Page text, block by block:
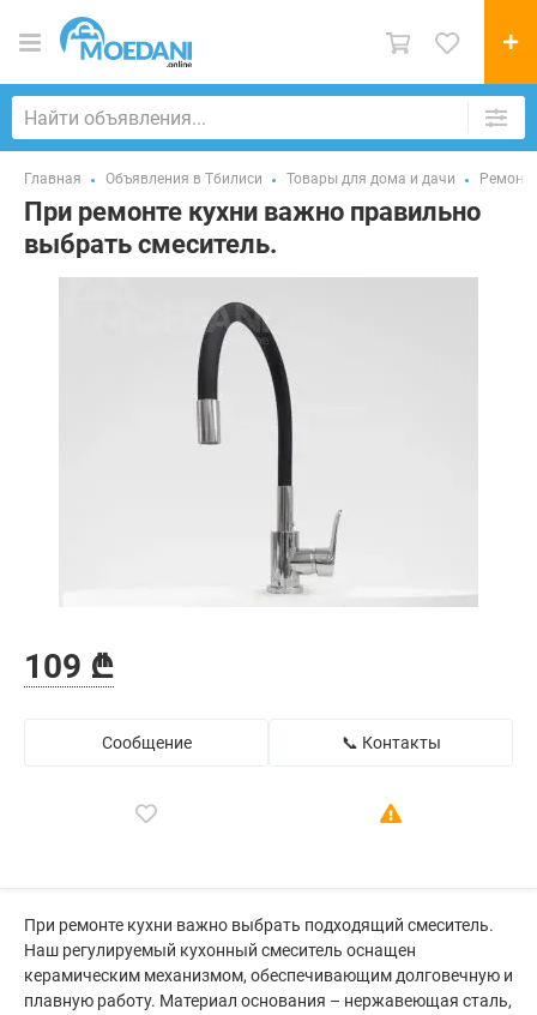
Главная Объявления в Тбилиси Товары для дома и дачи Ремонт
При ремонте кухни важно правильно
выбрать смеситель.
109 ₾
Сообщение 📞 Контакты
При ремонте кухни важно выбрать подходящий смеситель.
Наш регулируемый кухонный смеситель оснащен
керамическим механизмом, обеспечивающим долговечную и
плавную работу. Материал основания – нержавеющая сталь,